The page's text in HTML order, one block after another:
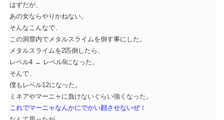
はずだが、
あの女ならやりかねない。
そんなこんなで、
この洞窟内でメタルスライムを倒す事にした。
メタルスライムを2匹倒したら、
レベル4 → レベル9になった。
そんで、
僕もレベル12になった。
ミネアやマーニャに負けないぐらい強くなった。
これでマーニャなんかにでかい顔させないぜ！